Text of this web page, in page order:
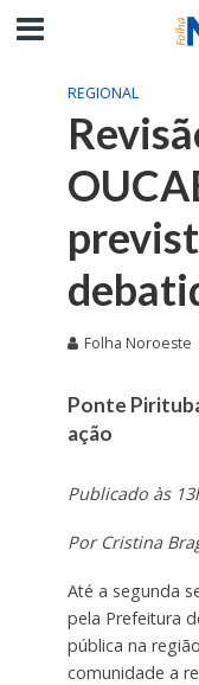
REGIONAL
Folha Noroeste
Ponte
ação
Publicado às
Por Cristina
Até a segunda
pela Prefeitura
pública na
comunidade a